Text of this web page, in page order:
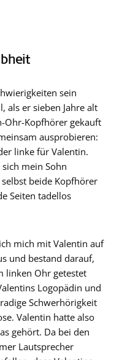
sein
als er sieben Jahre alt
Ohr-Kopfhörer gekauft
ausprobieren:
linke für Valentin.
sich mein Sohn
beide Kopfhörer
Seiten tadellos
mich mit Valentin auf
und bestand darauf,
linken Ohr getestet
Logopädin und
Schwerhörigkeit
Valentin hatte also
gehört. Da bei den
Lautsprecher